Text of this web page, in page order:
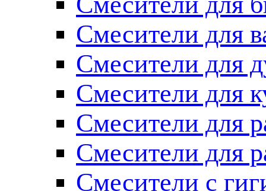
Смесители для
Смесители для
Смесители для
Смесители для
Смесители для
Смесители с